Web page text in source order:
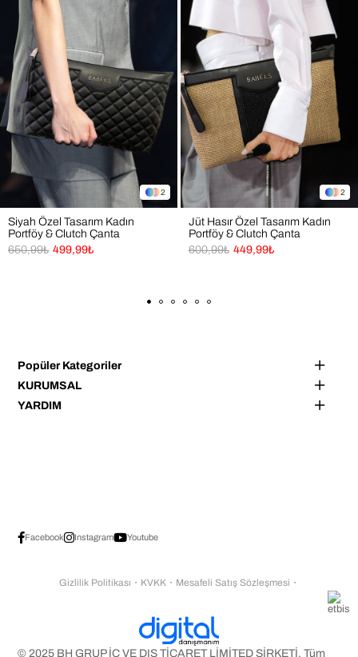
2
Siyah Özel Tasarım Kadın
Portföy & Clutch Çanta
499,99₺
650,99₺
2
Jüt Hasır Özel Tasarım Kadın
Portföy & Clutch Çanta
449,99₺
600,99₺
Popüler Kategoriler
KURUMSAL
YARDIM
© 2025 BH GRUP İÇ VE DIŞ TİCARET LİMİTED ŞİRKETİ. Tüm
Facebook Instagram Youtube
Gizlilik Politikası ・ KVKK ・ Mesafeli Satış Sözleşmesi ・